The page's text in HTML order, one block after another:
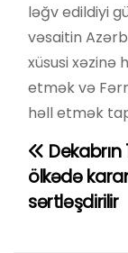
ləğv edildiyi
vəsaitin
xüsusi xəzinə
etmək və
həll etmək
Y
a
ölkədə
sərtləşdirilir